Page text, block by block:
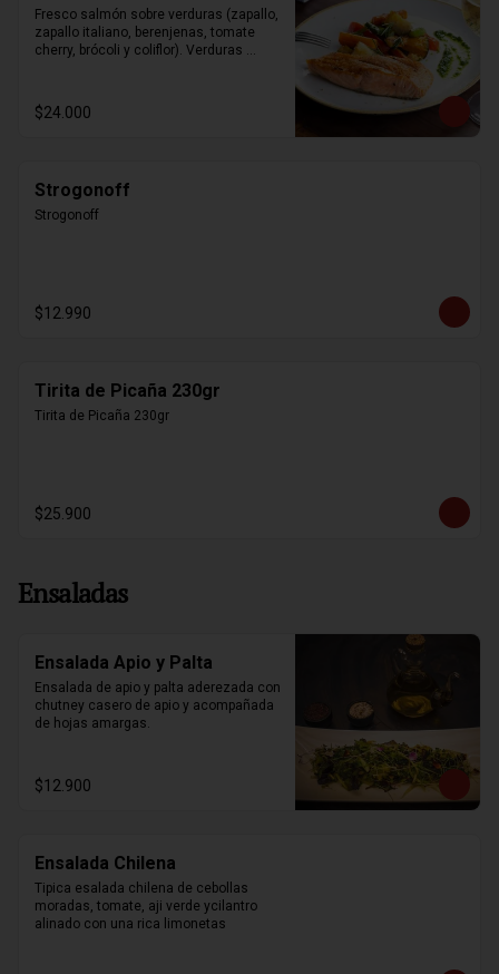
Fresco salmón sobre verduras (zapallo,
zapallo italiano, berenjenas, tomate
cherry, brócoli y coliflor). Verduras
$24.000
Strogonoff
Strogonoff
$12.990
Tirita de Picaña 230gr
Tirita de Picaña 230gr
$25.900
Ensaladas
Ensalada Apio y Palta
Ensalada de apio y palta aderezada con
chutney casero de apio y acompañada
de hojas amargas.
$12.900
Ensalada Chilena
Tipica esalada chilena de cebollas
moradas, tomate, aji verde ycilantro
alinado con una rica limonetas